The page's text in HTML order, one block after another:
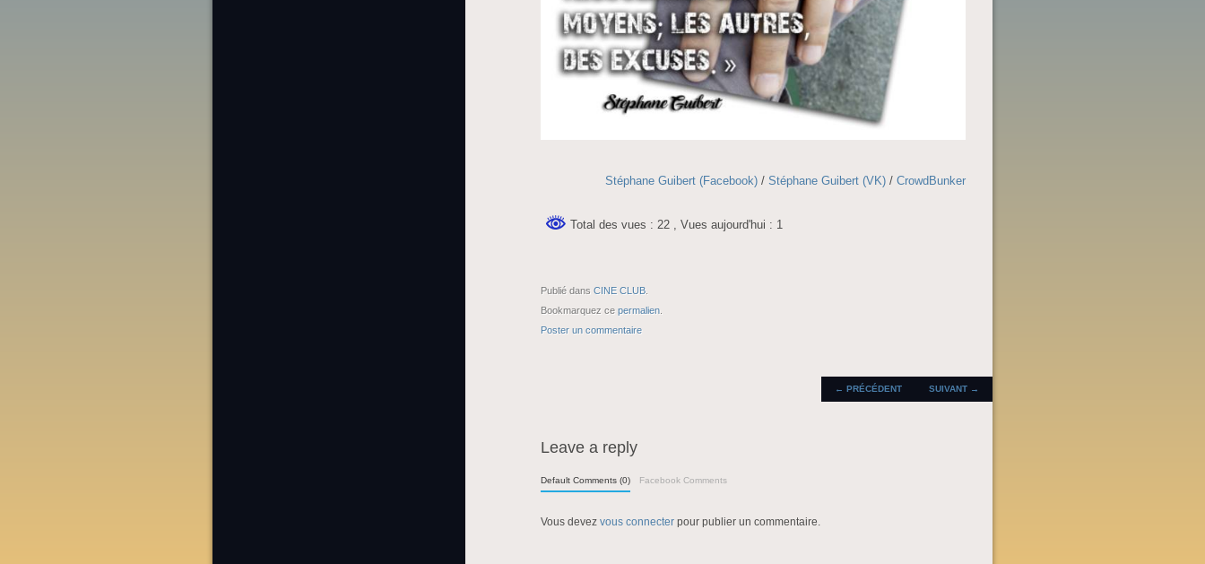
Stéphane Guibert (Facebook) / Stéphane Guibert (VK) / CrowdBunker
Total des vues : 22 , Vues aujourd'hui : 1
Publié dans CINE CLUB
Bookmarquez ce permalien
Poster un commentaire
NAVIGATION DES
ARTICLES
← PRÉCÉDENT SUIVANT →
Leave a reply
Default Comments (0) Facebook Comments
Vous devez vous connecter pour publier un commentaire.